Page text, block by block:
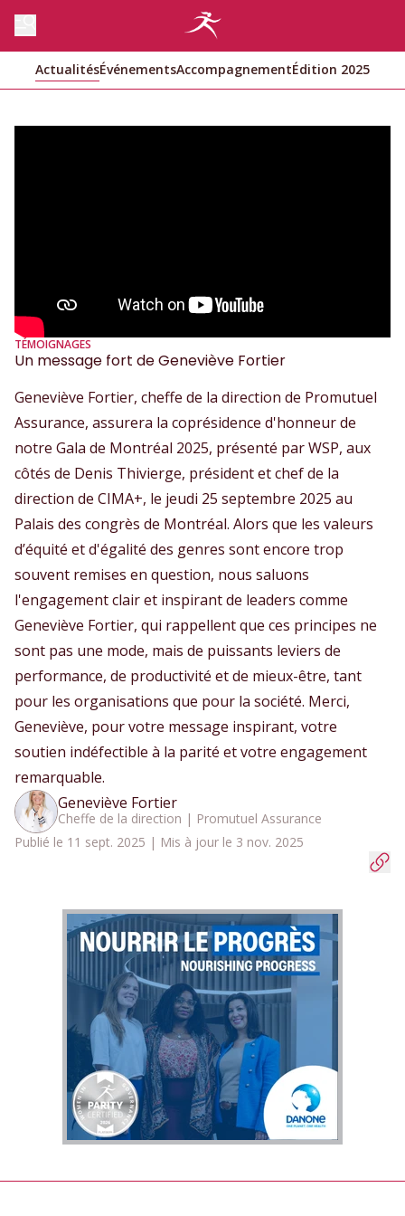
ActualitésÉvénementsAccompagnementÉdition 2025
TÉMOIGNAGES
Un message fort de Geneviève Fortier
Geneviève Fortier, cheffe de la direction de Promutuel
Assurance, assurera la coprésidence d'honneur de
notre Gala de Montréal 2025, présenté par WSP, aux
côtés de Denis Thivierge, président et chef de la
direction de CIMA+, le jeudi 25 septembre 2025 au
Palais des congrès de Montréal. Alors que les valeurs
d’équité et d'égalité des genres sont encore trop
souvent remises en question, nous saluons
l'engagement clair et inspirant de leaders comme
Geneviève Fortier, qui rappellent que ces principes ne
sont pas une mode, mais de puissants leviers de
performance, de productivité et de mieux-être, tant
pour les organisations que pour la société. Merci,
Geneviève, pour votre message inspirant, votre
soutien indéfectible à la parité et votre engagement
remarquable.
Geneviève Fortier
Cheffe de la direction | Promutuel Assurance
Publié le 11 sept. 2025 | Mis à jour le 3 nov. 2025